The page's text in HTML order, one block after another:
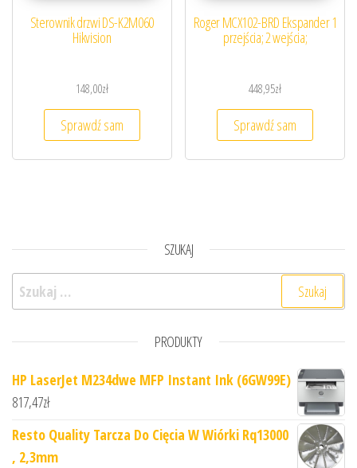
Sterownik drzwi DS-K2M060
Hikvision
148,00zł
Sprawdź sam
Roger MCX102-BRD Ekspander 1
przejścia; 2 wejścia;
448,95zł
Sprawdź sam
SZUKAJ
Szukaj:
PRODUKTY
HP LaserJet M234dwe MFP Instant Ink (6GW99E)
817,47zł
Resto Quality Tarcza Do Cięcia W Wiórki Rq13000
, 2,3mm